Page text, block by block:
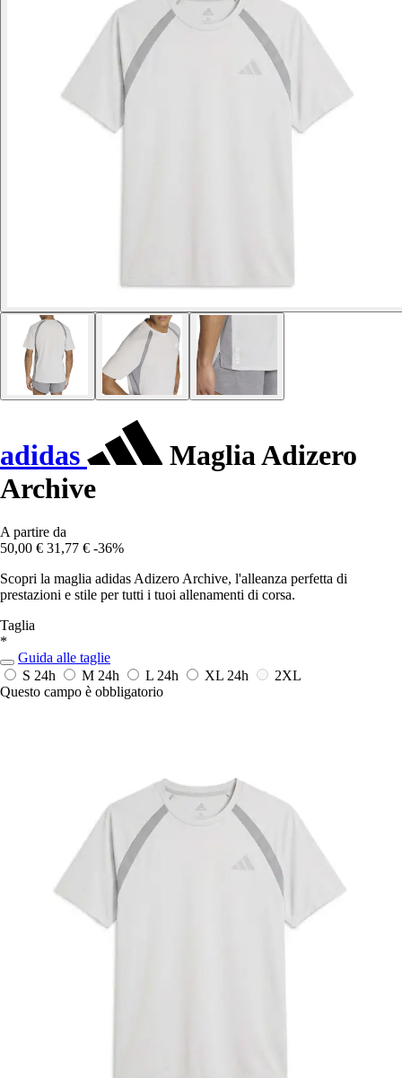
adidas
Maglia Adizero
Archive
A partire da
50,00 € 31,77 € -36%
Scopri la maglia adidas Adizero Archive, l'alleanza perfetta di
prestazioni e stile per tutti i tuoi allenamenti di corsa.
Taglia
*
Guida alle taglie
S 24h M 24h L 24h XL 24h
2XL
Questo campo è obbligatorio